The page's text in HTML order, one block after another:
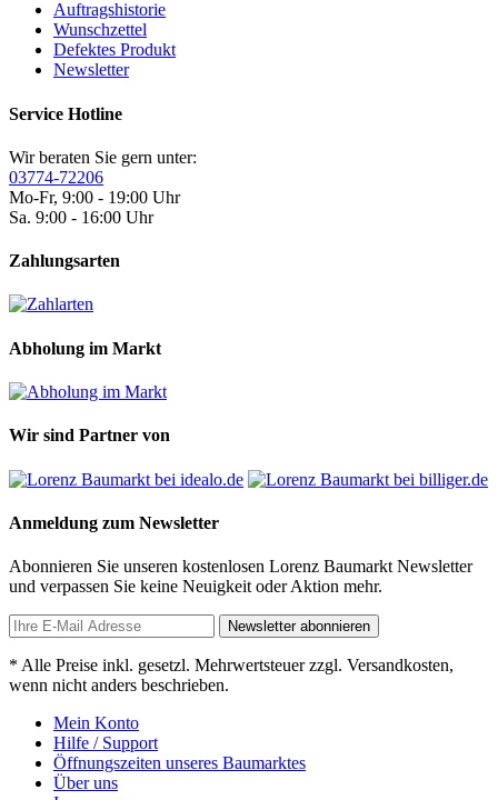
Auftragshistorie
Wunschzettel
Defektes Produkt
Newsletter
Service Hotline
Wir beraten Sie gern unter:
03774-72206
Mo-Fr, 9:00 - 19:00 Uhr
Sa. 9:00 - 16:00 Uhr
Zahlungsarten
Abholung im Markt
Wir sind Partner von
Anmeldung zum Newsletter
Abonnieren Sie unseren kostenlosen Lorenz Baumarkt Newsletter
und verpassen Sie keine Neuigkeit oder Aktion mehr.
Newsletter abonnieren
* Alle Preise inkl. gesetzl. Mehrwertsteuer zzgl. Versandkosten,
wenn nicht anders beschrieben.
Mein Konto
Hilfe / Support
Öffnungszeiten unseres Baumarktes
Über uns